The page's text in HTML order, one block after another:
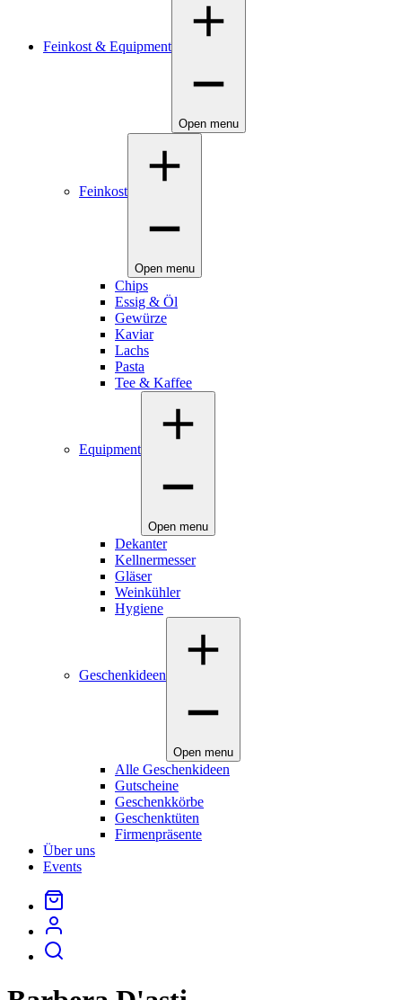
Feinkost & Equipment
Open menu
Feinkost
Open menu
Chips
Essig & Öl
Gewürze
Kaviar
Lachs
Pasta
Tee & Kaffee
Equipment
Open menu
Dekanter
Kellnermesser
Gläser
Weinkühler
Hygiene
Geschenkideen
Open menu
Alle Geschenkideen
Gutscheine
Geschenkkörbe
Geschenktüten
Firmenpräsente
Über uns
Events